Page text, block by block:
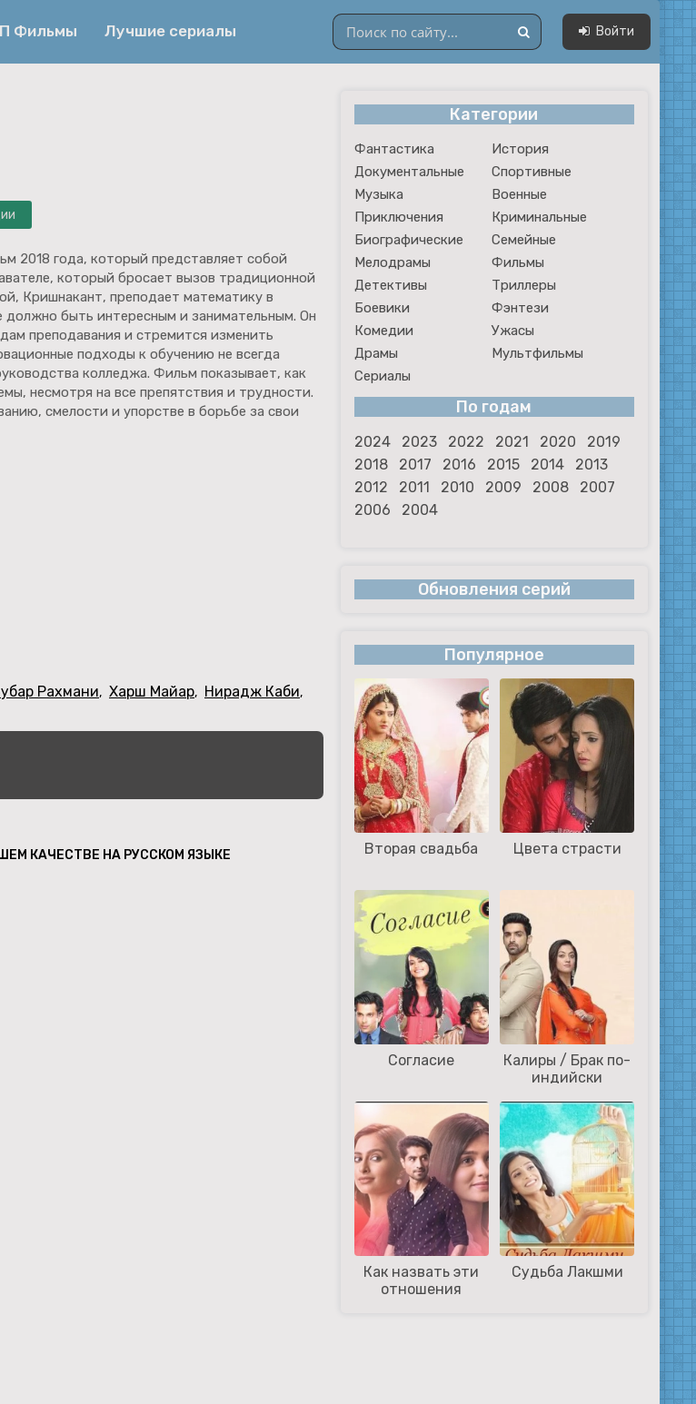
Комедии
Ужасы
Мультфильмы
Сериалы
Фильмы Лучшие сериалы Войти
2018 года, который представляет собой
который бросает вызов традиционной
Кришнакант, преподает математику в
должно быть интересным и занимательным. Он
преподавания и стремится изменить
подходы к обучению не всегда
колледжа. Фильм показывает, как
несмотря на все препятствия и трудности.
смелости и упорстве в борьбе за свои
Рахмани, Харш Майар, Нирадж Каби,
КАЧЕСТВЕ НА РУССКОМ ЯЗЫКЕ
Категории
Фантастика
История
Документальные
Спортивные
Музыка
Военные
Приключения
Криминальные
Биографические
Семейные
Мелодрамы
Фильмы
Детективы
Триллеры
Боевики
Фэнтези
Комедии
Ужасы
Драмы
Мультфильмы
Сериалы
По годам
2024 2023 2022 2021 2020
2019
2018
2017 2016 2015 2014
2013
2012
2011 2010 2009 2008
2007
2006
2004
Обновления серий
Популярное
Вторая свадьба Цвета страсти
Согласие
Калиры / Брак по-
индийски
Как назвать эти
отношения
Судьба Лакшми